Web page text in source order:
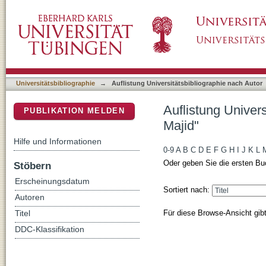
Universitätsbibliographie → Auflistung Universitätsbibliographie nach Autor
Auflistung
Majid"
0-9 A B C D E F G H J K L
Oder geben Sie die ersten
Sortiert nach:
Für diese Browse-Ansicht
PUBLIKATION MELDEN
Hilfe und Informationen
Stöbern
Erscheinungsdatum
Autoren
Titel
DDC-Klassifikation